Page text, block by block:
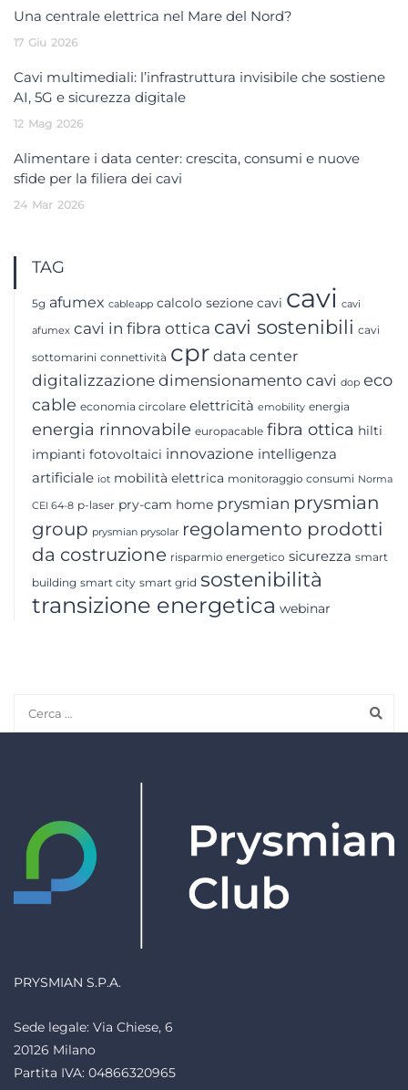
Una centrale elettrica nel Mare del Nord?
17 Giu 2026
Cavi multimediali: l’infrastruttura invisibile che sostiene
AI, 5G e sicurezza digitale
12 Mag 2026
Alimentare i data center: crescita, consumi e nuove
sfide per la filiera dei cavi
24 Mar 2026
TAG
5g afumex cableapp calcolo sezione cavi cavi cavi
afumex cavi in fibra ottica cavi sostenibili cavi
sottomarini connettività cpr data center
digitalizzazionedimensionamento cavi dop eco
cable economia circolare elettricità emobility energia
energia rinnovabile europacable fibra ottica hilti
impianti fotovoltaici innovazione intelligenza
artificiale iot mobilità elettrica monitoraggio consumi Norma
CEI 64-8 p-laser pry-cam home prysmian prysmian
group prysmian prysolar regolamento prodotti
da costruzione risparmio energetico sicurezza smart
building smart city smart grid sostenibilità
transizione energetica webinar
PRYSMIAN S.P.A.
Sede legale: Via Chiese, 6
20126 Milano
Partita IVA: 04866320965